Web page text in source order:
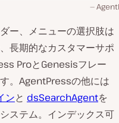
ー、メニューの選択肢は
長期的なカスタマーサポ
ProとGenesisフレー
。AgentPressの他には
ンと dsSearchAgentを
ステム。インデックス可